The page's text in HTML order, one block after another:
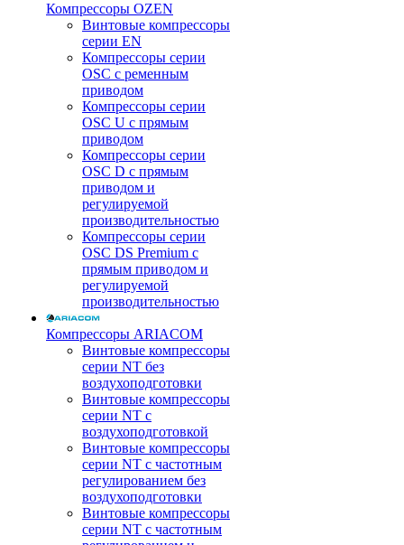
Компрессоры OZEN
Винтовые компрессоры
серии EN
Компрессоры серии
OSC с ременным
приводом
Компрессоры серии
OSC U с прямым
приводом
Компрессоры серии
OSC D с прямым
приводом и
регулируемой
производительностью
Компрессоры серии
OSC DS Premium с
прямым приводом и
регулируемой
производительностью
Компрессоры ARIACOM
Винтовые компрессоры
серии NT без
воздухоподготовки
Винтовые компрессоры
серии NT c
воздухоподготовкой
Винтовые компрессоры
серии NT с частотным
регулированием без
воздухоподготовки
Винтовые компрессоры
серии NT с частотным